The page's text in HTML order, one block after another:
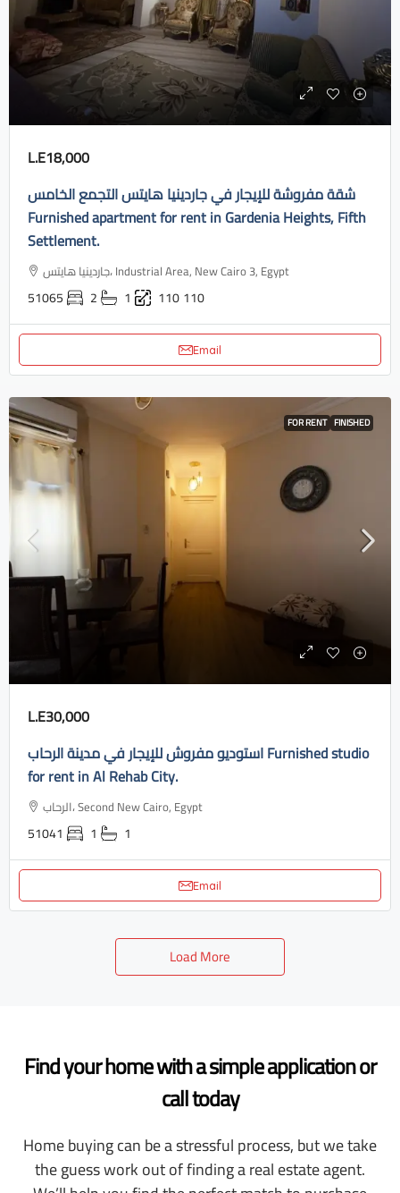
L.E18,000
شقة مفروشة للإيجار في جاردينيا هايتس التجمع الخامس
Furnished apartment for rent in Gardenia Heights, Fifth
Settlement.
جاردينيا هايتس، Industrial Area, New Cairo 3, Egypt
51065 2 1 110110
Email
FOR RENT FINISHED
L.E30,000
استوديو مفروش للإيجار في مدينة الرحاب Furnished studio
for rent in Al Rehab City.
الرحاب، Second New Cairo, Egypt
51041 1 1
Email
Load More
Find your home with a simple application or
call today
Home buying can be a stressful process, but we take
the guess work out of finding a real estate agent.